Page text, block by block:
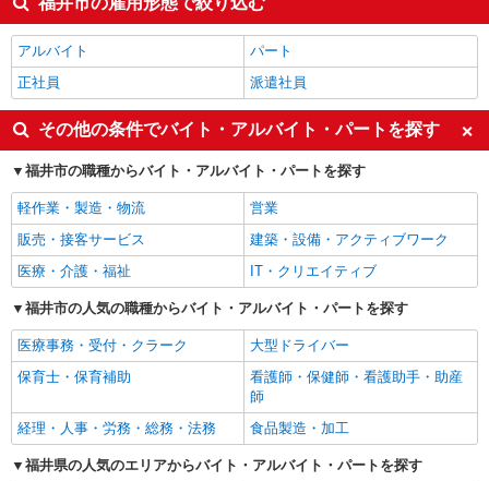
アルバイト
パート
正社員
派遣社員
その他の条件でバイト・アルバイト・パートを探す
福井市の職種からバイト・アルバイト・パートを探す
軽作業・製造・物流
営業
販売・接客サービス
建築・設備・アクティブワーク
医療・介護・福祉
IT・クリエイティブ
福井市の人気の職種からバイト・アルバイト・パートを探す
医療事務・受付・クラーク
大型ドライバー
保育士・保育補助
看護師・保健師・看護助手・助産
師
経理・人事・労務・総務・法務
食品製造・加工
福井県の人気のエリアからバイト・アルバイト・パートを探す